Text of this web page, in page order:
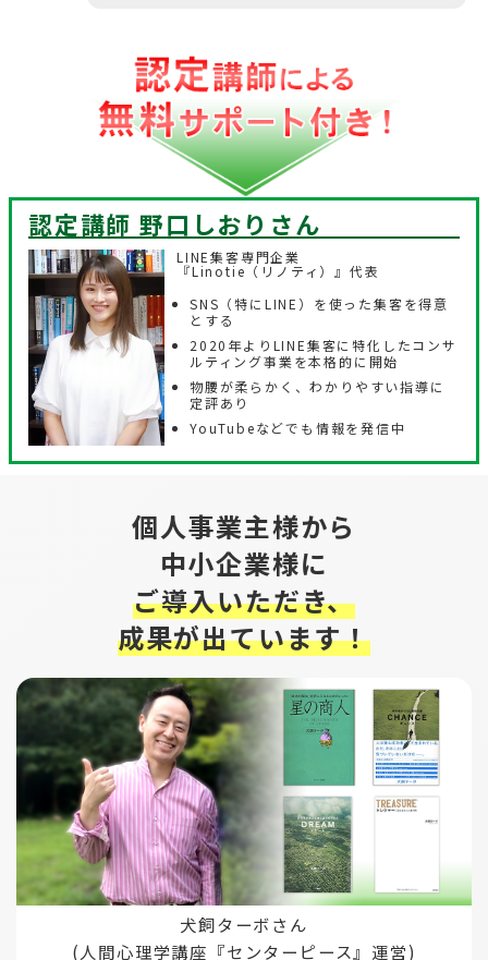
認定講師 野口しおり さん
LINE集客専門企業
『Linotie（リノティ）』代表
SNS（特にLINE）を使った集客を得意
とする
2020年よりLINE集客に特化したコンサ
ルティング事業を本格的に開始
物腰が柔らかく、わかりやすい指導に
定評あり
YouTubeなどでも情報を発信中
個人事業主様から
中小企業様に
ご導入いただき、
成果が出ています！
犬飼ターボさん
(人間心理学講座『センターピース』運営)